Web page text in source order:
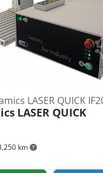
km
LASER QUICK
LASER QUICK